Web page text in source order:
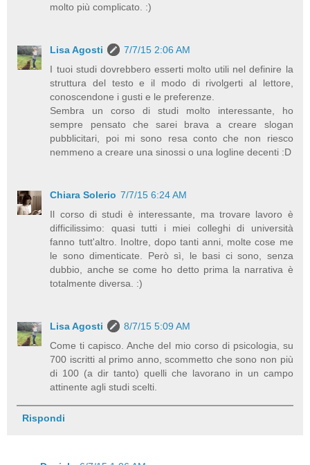
molto più complicato. :)
Lisa Agosti
7/7/15 2:06 AM
I tuoi studi dovrebbero esserti molto utili nel definire la
struttura del testo e il modo di rivolgerti al lettore,
conoscendone i gusti e le preferenze.
Sembra un corso di studi molto interessante, ho
sempre pensato che sarei brava a creare slogan
pubblicitari, poi mi sono resa conto che non riesco
nemmeno a creare una sinossi o una logline decenti :D
Chiara Solerio 7/7/15 6:24 AM
Il corso di studi è interessante, ma trovare lavoro è
difficilissimo: quasi tutti i miei colleghi di università
fanno tutt'altro. Inoltre, dopo tanti anni, molte cose me
le sono dimenticate. Però sì, le basi ci sono, senza
dubbio, anche se come ho detto prima la narrativa è
totalmente diversa. :)
Lisa Agosti
8/7/15 5:09 AM
Come ti capisco. Anche del mio corso di psicologia, su
700 iscritti al primo anno, scommetto che sono non più
di 100 (a dir tanto) quelli che lavorano in un campo
attinente agli studi scelti.
Rispondi